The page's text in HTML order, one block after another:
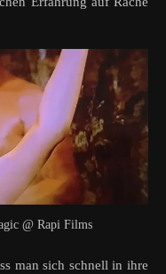
@ Rapi Films
man sich schnell in ihre